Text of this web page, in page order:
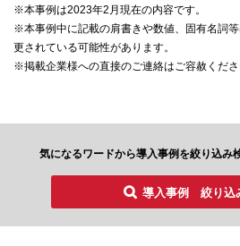
※本事例は2023年2月現在の内容です。
※本事例中に記載の肩書きや数値、固有名詞
更されている可能性があります。
※掲載企業様への直接のご連絡はご容赦くだ
気になるワードから導入事例を絞り込み
導入事例 絞り込